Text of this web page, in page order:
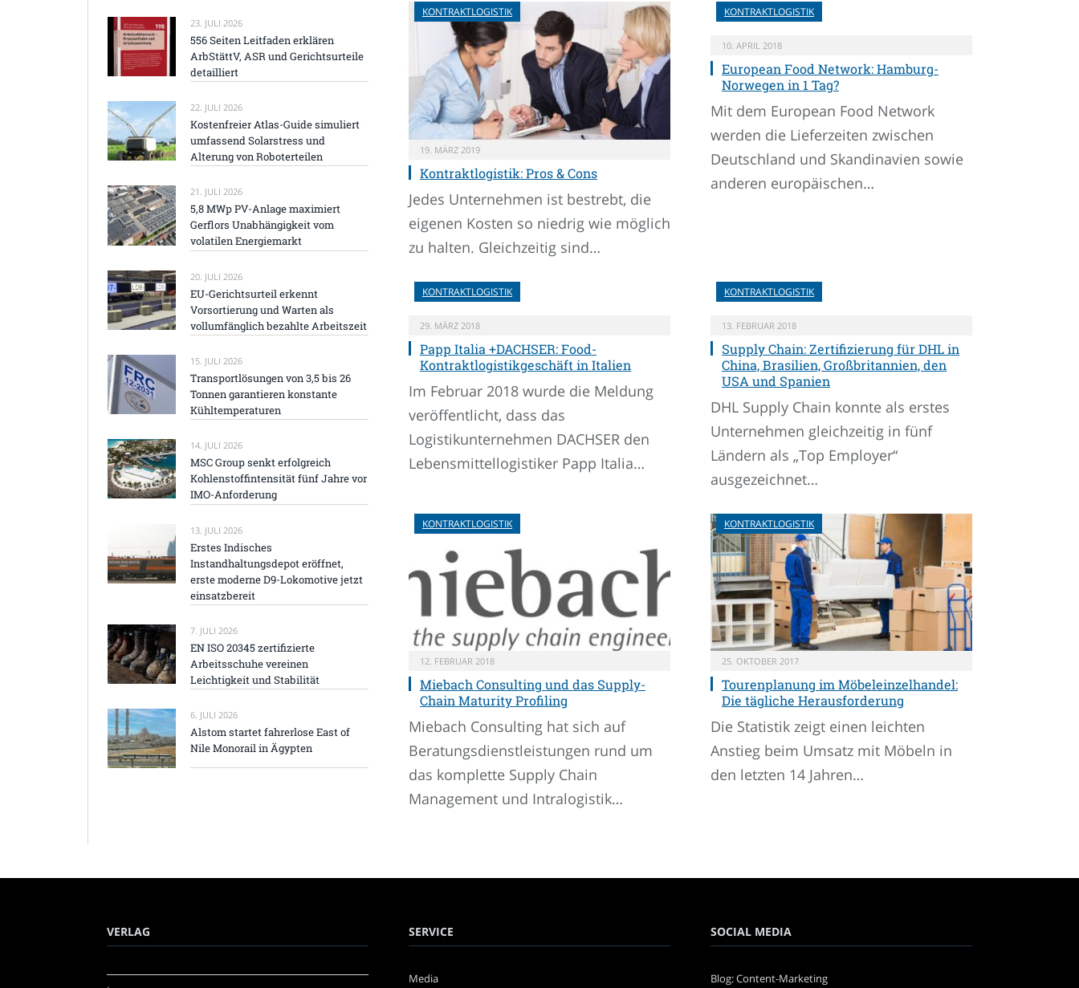
KONTRAKTLOGISTIK
19. MÄRZ 2019
Kontraktlogistik: Pros & Cons
Jedes Unternehmen ist bestrebt, die
eigenen Kosten so niedrig wie möglich
zu halten. Gleichzeitig sind…
KONTRAKTLOGISTIK
10. APRIL 2018
European Food Network: Hamburg-
Norwegen in 1 Tag?
Mit dem European Food Network
werden die Lieferzeiten zwischen
Deutschland und Skandinavien sowie
anderen europäischen…
KONTRAKTLOGISTIK
29. MÄRZ 2018
Papp Italia +DACHSER: Food-
Kontraktlogistikgeschäft in Italien
Im Februar 2018 wurde die Meldung
veröffentlicht, dass das
Logistikunternehmen DACHSER den
Lebensmittellogistiker Papp Italia…
KONTRAKTLOGISTIK
13. FEBRUAR 2018
Supply Chain: Zertifizierung für DHL in
China, Brasilien, Großbritannien, den
USA und Spanien
DHL Supply Chain konnte als erstes
Unternehmen gleichzeitig in fünf
Ländern als „Top Employer“
ausgezeichnet…
KONTRAKTLOGISTIK
12. FEBRUAR 2018
Miebach Consulting und das Supply-
Chain Maturity Profiling
Miebach Consulting hat sich auf
Beratungsdienstleistungen rund um
das komplette Supply Chain
Management und Intralogistik…
KONTRAKTLOGISTIK
25. OKTOBER 2017
Tourenplanung im Möbeleinzelhandel:
Die tägliche Herausforderung
Die Statistik zeigt einen leichten
Anstieg beim Umsatz mit Möbeln in
den letzten 14 Jahren…
23. JULI 2026
556 Seiten Leitfaden erklären
ArbStättV, ASR und Gerichtsurteile
detailliert
22. JULI 2026
Kostenfreier Atlas-Guide simuliert
umfassend Solarstress und
Alterung von Roboterteilen
21. JULI 2026
5,8 MWp PV-Anlage maximiert
Gerflors Unabhängigkeit vom
volatilen Energiemarkt
20. JULI 2026
EU-Gerichtsurteil erkennt
Vorsortierung und Warten als
vollumfänglich bezahlte Arbeitszeit
15. JULI 2026
Transportlösungen von 3,5 bis 26
Tonnen garantieren konstante
Kühltemperaturen
14. JULI 2026
MSC Group senkt erfolgreich
Kohlenstoffintensität fünf Jahre vor
IMO-Anforderung
13. JULI 2026
Erstes Indisches
Instandhaltungsdepot eröffnet,
erste moderne D9-Lokomotive jetzt
einsatzbereit
7. JULI 2026
EN ISO 20345 zertifizierte
Arbeitsschuhe vereinen
Leichtigkeit und Stabilität
6. JULI 2026
Alstom startet fahrerlose East of
Nile Monorail in Ägypten
VERLAG SERVICE
Media
SOCIAL MEDIA
Blog: Content-Marketing